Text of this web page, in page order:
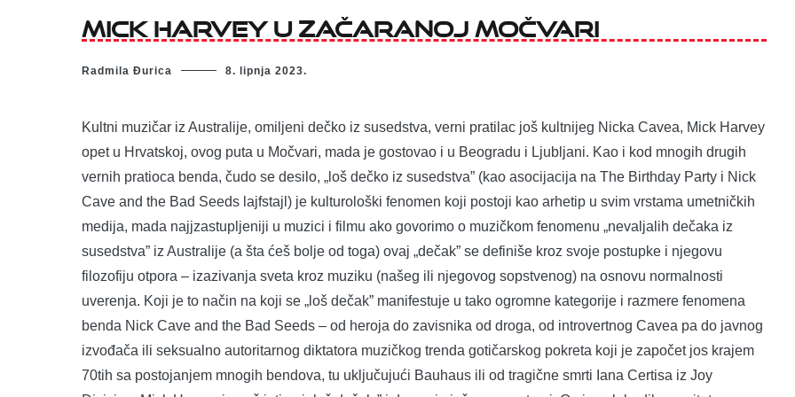
Mick Harvey u začaranoj Močvari
Radmila Đurica 8. lipnja 2023.
Kultni muzičar iz Australije, omiljeni dečko iz susedstva, verni pratilac još kultnijeg Nicka Cavea, Mick Harvey
opet u Hrvatskoj, ovog puta u Močvari, mada je gostovao i u Beogradu i Ljubljani. Kao i kod mnogih drugih
vernih pratioca benda, čudo se desilo, „loš dečko iz susedstva” (kao asocijacija na The Birthday Party i Nick
Cave and the Bad Seeds lajfstajl) je kulturološki fenomen koji postoji kao arhetip u svim vrstama umetničkih
medija, mada najjzastupljeniji u muzici i filmu ako govorimo o muzičkom fenomenu „nevaljalih dečaka iz
susedstva” iz Australije (a šta ćeš bolje od toga) ovaj „dečak” se definiše kroz svoje postupke i njegovu
filozofiju otpora – izazivanja sveta kroz muziku (našeg ili njegovog sopstvenog) na osnovu normalnosti
uverenja. Koji je to način na koji se „loš dečak” manifestuje u tako ogromne kategorije i razmere fenomena
benda Nick Cave and the Bad Seeds – od heroja do zavisnika od droga, od introvertnog Cavea pa do javnog
izvođača ili seksualno autoritarnog diktatora muzičkog trenda gotičarskog pokreta koji je započet jos krajem
70tih sa postojanjem mnogih bendova, tu uključujući Bauhaus ili od tragične smrti Iana Certisa iz Joy